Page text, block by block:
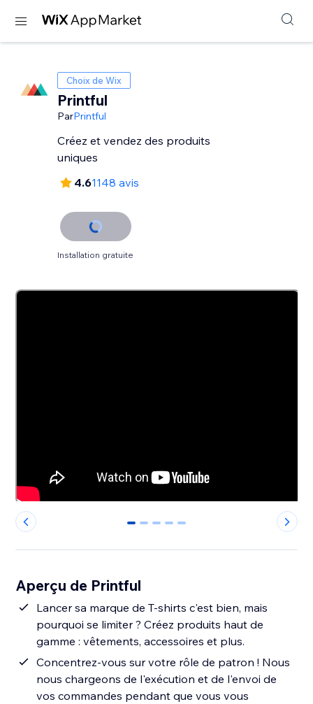
Choix de Wix
Printful
ParPrintful
Créez et vendez des produits
uniques
4.61148 avis
Installation gratuite
0 1 2 3 4
Aperçu de Printful
Lancer sa marque de T-shirts c'est bien, mais
pourquoi se limiter ? Créez produits haut de
gamme : vêtements, accessoires et plus.
Concentrez-vous sur votre rôle de patron ! Nous
nous chargeons de l'exécution et de l'envoi de
vos commandes pendant que vous vous